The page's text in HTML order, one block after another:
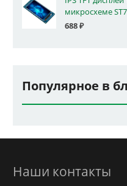
микросхеме
688₽
Популярное в
Наши контакты